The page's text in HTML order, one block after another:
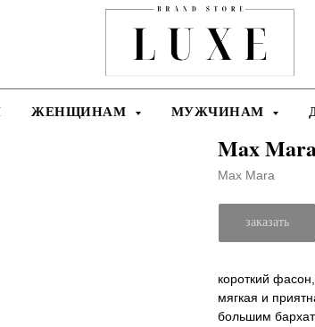
ЖЕНЩИНАМ МУЖЧИНАМ
Max
Max Mara
заказать
короткий
мягкая и
большим